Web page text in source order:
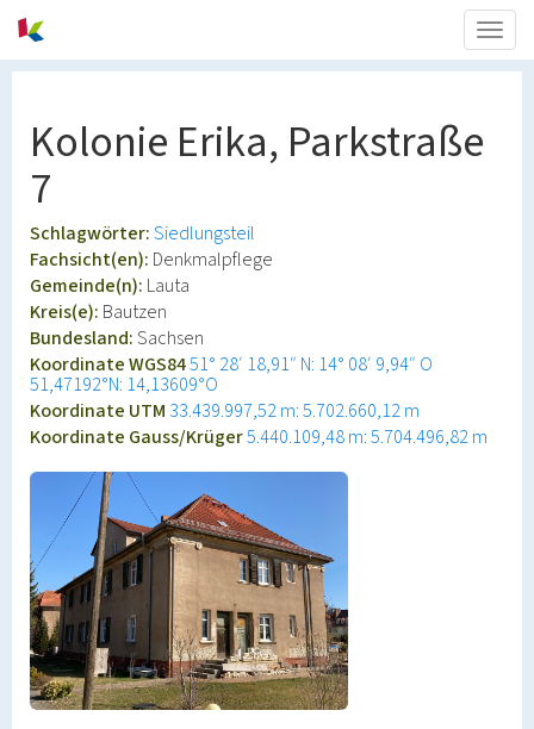
Kolonie Erika, Parkstraße
7
Schlagwörter:Siedlungsteil
Fachsicht(en): Denkmalpflege
Gemeinde(n): Lauta
Kreis(e): Bautzen
Bundesland:Sachsen
Koordinate WGS8451° 28′ 18,91″ N: 14° 08′ 9,94″ O
51,47192°N: 14,13609°O
Koordinate UTM 33.439.997,52 m: 5.702.660,12 m
Koordinate Gauss/Krüger5.440.109,48 m: 5.704.496,82 m